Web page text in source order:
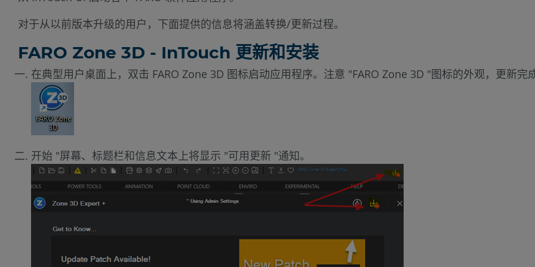
对于从以前版本升级的用户，下面提供的信息将涵盖转换/更新过程。
FARO Zone 3D - InTouch 更新和安装
在典型用户桌面上，双击 FARO Zone 3D 图标启动应用程序。注意 "FARO Zone 3D "图标的外观，更新完
开始 "屏幕、标题栏和信息文本上将显示 "可用更新 "通知。